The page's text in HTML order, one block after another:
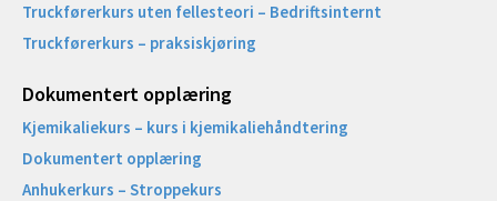
Truckførerkurs uten fellesteori – Bedriftsinternt
Truckførerkurs – praksiskjøring
Dokumentert opplæring
Kjemikaliekurs – kurs i kjemikaliehåndtering
Dokumentert opplæring
Anhukerkurs – Stroppekurs